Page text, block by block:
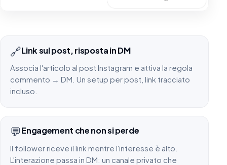
🔗Link sul post, risposta in DM
Associa l'articolo al post Instagram e attiva la regola
commento → DM. Un setup per post, link tracciato
incluso.
💬Engagement che non si perde
Il follower riceve il link mentre l'interesse è alto.
L'interazione passa in DM: un canale privato che